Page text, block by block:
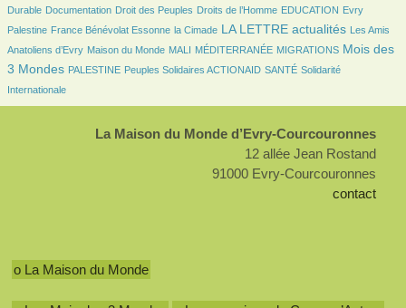
Durable
55/3491Documentation
24/3491 Droit des Peuples
165/3491 Droits de l’Homme
45/3491 EDUCATION
6/3491
Evry
Palestine
223/3491France Bénévolat Essonne
51/3491 la Cimade
1239/3491 LA LETTRE actualités
32/3491
Les Amis
Anatoliens d’Evry
123/3491 Maison du Monde
40/3491 MALI
6/3491 MÉDITERRANÉE
206/3491 MIGRATIONS
1210/3491
Mois des
3 Mondes
78/3491 PALESTINE
107/3491 Peuples Solidaires ACTIONAID
127/3491 SANTÉ
261/3491
Solidarité
Internationale
La Maison du Monde d’Evry-Courcouronnes
12 allée Jean Rostand
91000 Evry-Courcouronnes
contact
o La Maison du Monde